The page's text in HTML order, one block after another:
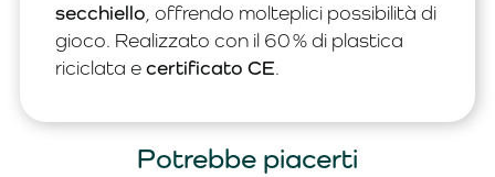
secchiello , offrendo molteplici possibilità di
gioco. Realizzato con il 60 % di plastica
riciclata ecertificato CE.
Potrebbe piacerti